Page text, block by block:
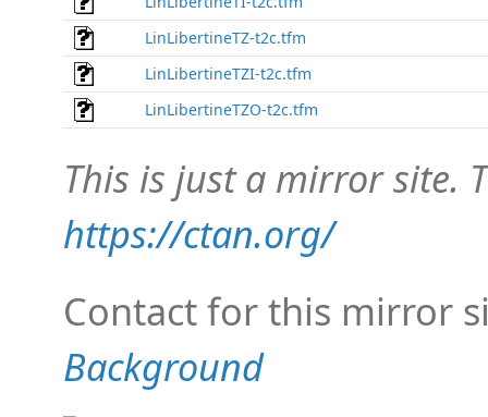
LinLibertineTZ-t2c.tfm
LinLibertineTZI-t2c.tfm
LinLibertineTZO-t2c.tfm
This is just a mirror site.
https://ctan.org/
Contact for this mirror
Background